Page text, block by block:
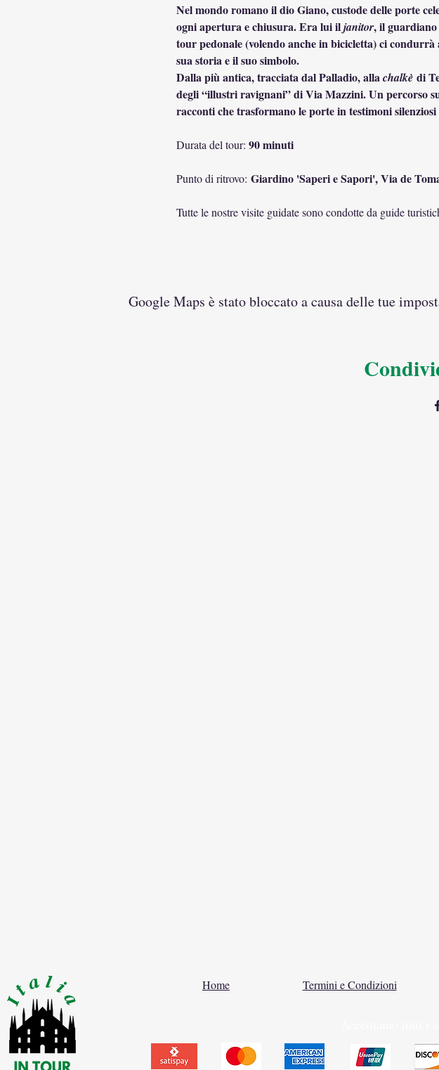
Nel mondo romano il dio Giano, custode delle porte
ogni apertura e chiusura. Era lui il janitor, il
tour pedonale (volendo anche in bicicletta) ci
sua storia e il suo simbolo.
Dalla più antica, tracciata dal Palladio, alla chalkè di
degli “illustri ravignani” di Via Mazzini. Un percorso
racconti che trasformano le porte in testimoni silenziosi
Durata del tour: 90 minuti
Punto di ritrovo: Giardino 'Saperi e Sapori', Via de
Tutte le nostre visite guidate sono condotte da guide
Google Maps è stato bloccato a causa delle tue
Home Termini e Condizioni